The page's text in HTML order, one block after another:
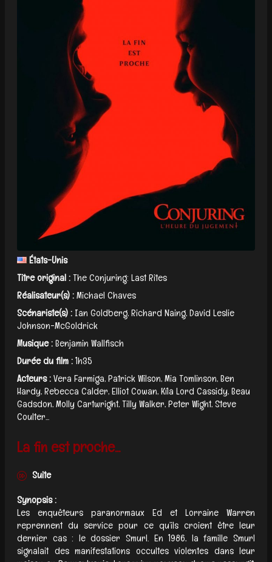
États-Unis
Titre original :The Conjuring: Last Rites
Réalisateur(s) :Michael Chaves
Scénariste(s) : Ian Goldberg, Richard Naing, David Leslie
Johnson-McGoldrick
Musique :Benjamin Wallfisch
Durée du film :1h35
Acteurs :Vera Farmiga, Patrick Wilson, Mia Tomlinson, Ben
Hardy, Rebecca Calder, Elliot Cowan, Kíla Lord Cassidy, Beau
Gadsdon, Molly Cartwright, Tilly Walker, Peter Wight, Steve
Coulter...
La fin est proche...
Suite
Synopsis :
Les enquêteurs paranormaux Ed et Lorraine Warren
reprennent du service pour ce qu’ils croient être leur
dernier cas : le dossier Smurl. En 1986, la famille Smurl
signalait des manifestations occultes violentes dans leur